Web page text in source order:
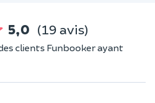
5,0 (19 avis)
clients Funbooker ayant